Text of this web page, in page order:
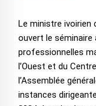
Le ministre ivoirien
ouvert le séminaire
professionnelles
l’Ouest et du
l’Assemblée
instances